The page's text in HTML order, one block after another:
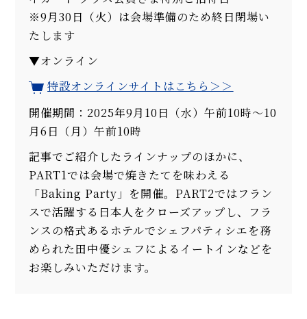
※9月30日（火）は会場準備のため終日閉場い
たします
▼オンライン
特設オンラインサイトはこちら＞＞
開催期間：2025年9月10日（水）午前10時～10
月6日（月）午前10時
記事でご紹介したラインナップのほかに、
PART1では会場で焼きたてを味わえる
「Baking Party」を開催。PART2ではフラン
スで活躍する日本人をクローズアップし、フラ
ンスの格式あるホテルでシェフパティシエを務
められた田中優シェフによるイートインなどを
お楽しみいただけます。